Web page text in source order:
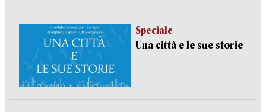
Speciale
Una città e le sue storie